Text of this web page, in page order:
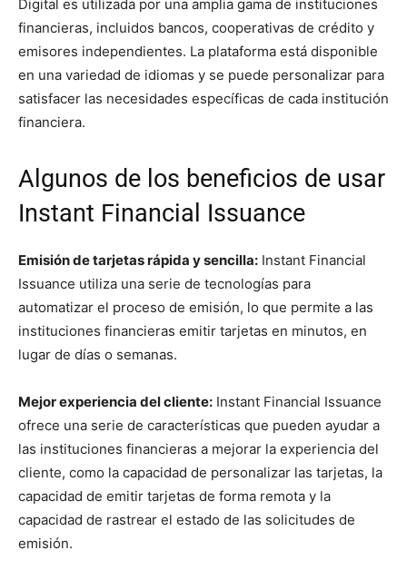
Digital es utilizada por una amplia gama de instituciones
financieras, incluidos bancos, cooperativas de crédito y
emisores independientes. La plataforma está disponible
en una variedad de idiomas y se puede personalizar para
satisfacer las necesidades específicas de cada institución
financiera.
Algunos de los beneficios de usar
Instant Financial Issuance
Emisión de tarjetas rápida y sencilla: Instant Financial
Issuance utiliza una serie de tecnologías para
automatizar el proceso de emisión, lo que permite a las
instituciones financieras emitir tarjetas en minutos, en
lugar de días o semanas.
Mejor experiencia del cliente: Instant Financial Issuance
ofrece una serie de características que pueden ayudar a
las instituciones financieras a mejorar la experiencia del
cliente, como la capacidad de personalizar las tarjetas, la
capacidad de emitir tarjetas de forma remota y la
capacidad de rastrear el estado de las solicitudes de
emisión.